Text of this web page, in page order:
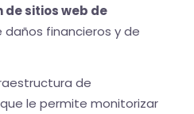
sitios web de
daños financieros y de
de
le permite monitorizar